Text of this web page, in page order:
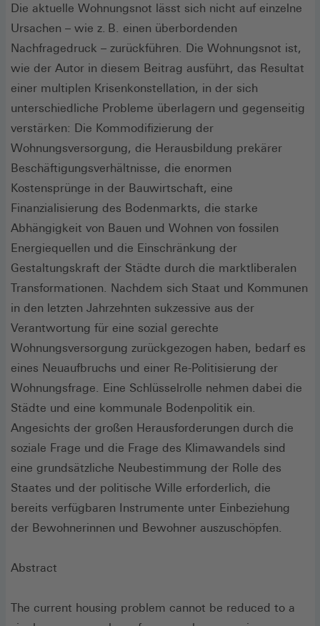
Die aktuelle Wohnungsnot lässt sich nicht auf einzelne
Ursachen – wie z. B. einen überbordenden
Nachfragedruck – zurückführen. Die Wohnungsnot ist,
wie der Autor in diesem Beitrag ausführt, das Resultat
einer multiplen Krisenkonstellation, in der sich
unterschiedliche Probleme überlagern und gegenseitig
verstärken: Die Kommodifizierung der
Wohnungsversorgung, die Herausbildung prekärer
Beschäftigungsverhältnisse, die enormen
Kostensprünge in der Bauwirtschaft, eine
Finanzialisierung des Bodenmarkts, die starke
Abhängigkeit von Bauen und Wohnen von fossilen
Energiequellen und die Einschränkung der
Gestaltungskraft der Städte durch die marktliberalen
Transformationen. Nachdem sich Staat und Kommunen
in den letzten Jahrzehnten sukzessive aus der
Verantwortung für eine sozial gerechte
Wohnungsversorgung zurückgezogen haben, bedarf es
eines Neuaufbruchs und einer Re-Politisierung der
Wohnungsfrage. Eine Schlüsselrolle nehmen dabei die
Städte und eine kommunale Bodenpolitik ein.
Angesichts der großen Herausforderungen durch die
soziale Frage und die Frage des Klimawandels sind
eine grundsätzliche Neubestimmung der Rolle des
Staates und der politische Wille erforderlich, die
bereits verfügbaren Instrumente unter Einbeziehung
der Bewohnerinnen und Bewohner auszu­schöpfen.
Abstract
The current housing problem cannot be reduced to a